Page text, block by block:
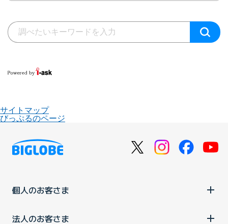
サイトマップ
びっぷるのページ
個人のお客さま
法人のお客さま